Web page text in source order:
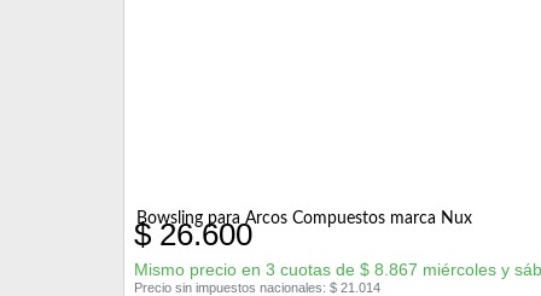
Bowsling para Arcos Compuestos marca Nux
$26.600
Mismo precio en 3 cuotas de $ 8.867 miércoles y
Precio sin impuestos nacionales: $ 21.014